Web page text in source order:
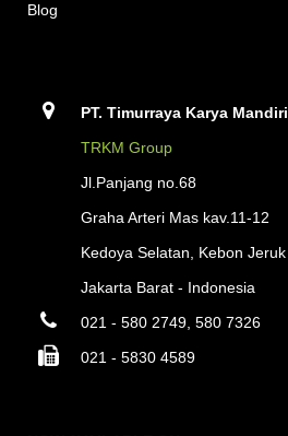
Blog
PT. Timurraya Karya Mandiri
TRKM Group
Jl.Panjang no.68
Graha Arteri Mas kav.11-12
Kedoya Selatan, Kebon Jeruk
Jakarta Barat - Indonesia
021 - 580 2749, 580 7326
021 - 5830 4589